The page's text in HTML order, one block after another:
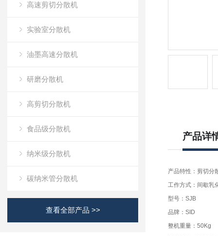
高速剪切分散机
实验室分散机
油墨高速分散机
研磨分散机
高剪切分散机
食品级分散机
纳米级分散机
碳纳米管分散机
查看全部产品 >>
产品详
产品特性：剪切分
工作方式：间歇乳
型号：SJB
品牌：SID
整机重量：50Kg